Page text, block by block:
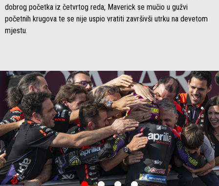
dobrog početka iz četvrtog reda, Maverick se mučio u gužvi
početnih krugova te se nije uspio vratiti završivši utrku na devetom
mjestu.
0
item
1
item
item